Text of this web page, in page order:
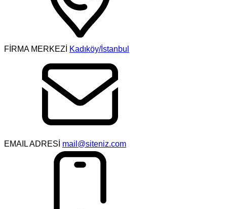
FİRMA MERKEZİ Kadıköy/İstanbul
EMAIL ADRESİ mail@siteniz.com